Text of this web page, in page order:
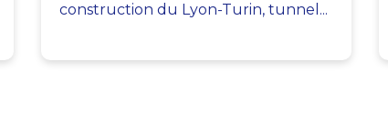
construction du Lyon-Turin, tunnel...